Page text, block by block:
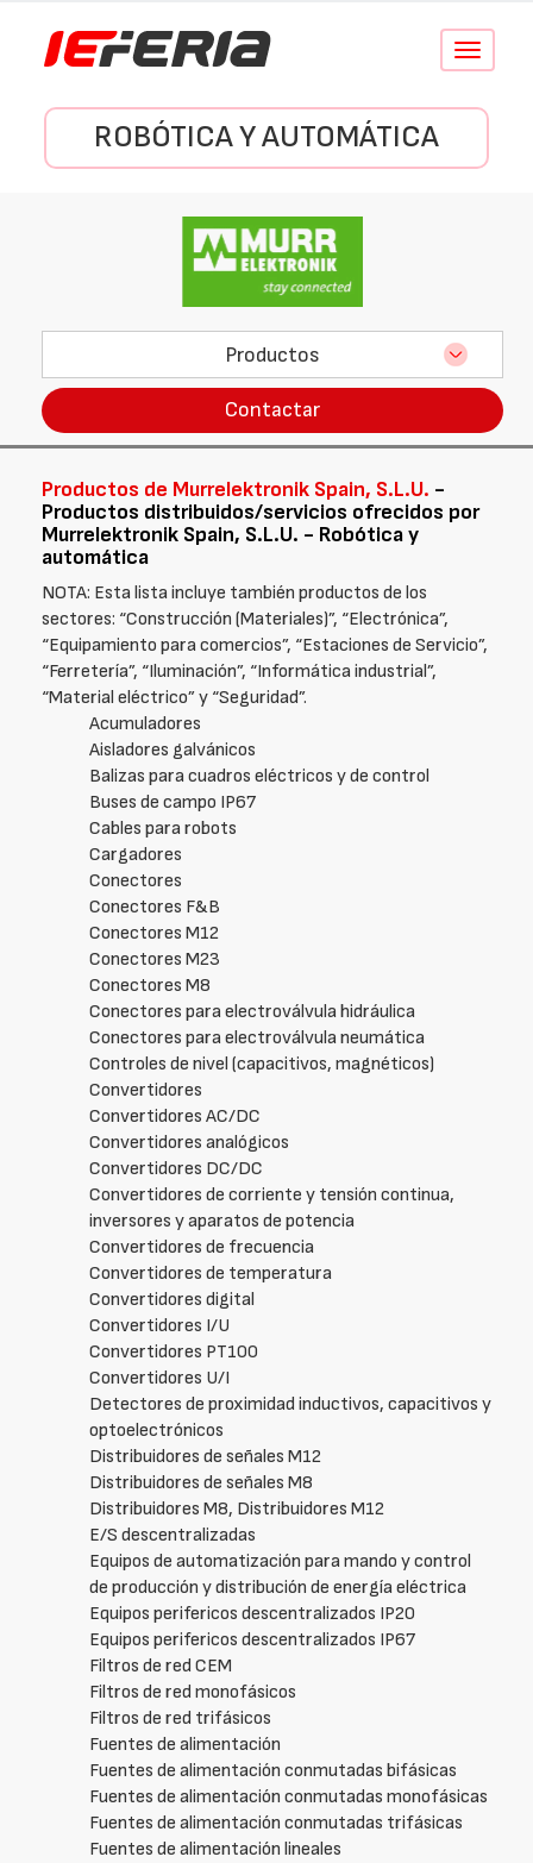
Conmutar
ROBÓTICA Y AUTOMÁTICA
Productos
Contactar
Productos de Murrelektronik Spain, S.L.U. -
Productos distribuidos/servicios ofrecidos por
Murrelektronik Spain, S.L.U. - Robótica y
automática
NOTA: Esta lista incluye también productos de los
sectores: “Construcción (Materiales)”, “Electrónica”,
“Equipamiento para comercios”, “Estaciones de Servicio”,
“Ferretería”, “Iluminación”, “Informática industrial”,
“Material eléctrico” y “Seguridad”.
Acumuladores
Aisladores galvánicos
Balizas para cuadros eléctricos y de control
Buses de campo IP67
Cables para robots
Cargadores
Conectores
Conectores F&B
Conectores M12
Conectores M23
Conectores M8
Conectores para electroválvula hidráulica
Conectores para electroválvula neumática
Controles de nivel (capacitivos, magnéticos)
Convertidores
Convertidores AC/DC
Convertidores analógicos
Convertidores DC/DC
Convertidores de corriente y tensión continua,
inversores y aparatos de potencia
Convertidores de frecuencia
Convertidores de temperatura
Convertidores digital
Convertidores I/U
Convertidores PT100
Convertidores U/I
Detectores de proximidad inductivos, capacitivos y
optoelectrónicos
Distribuidores de señales M12
Distribuidores de señales M8
Distribuidores M8, Distribuidores M12
E/S descentralizadas
Equipos de automatización para mando y control
de producción y distribución de energía eléctrica
Equipos perifericos descentralizados IP20
Equipos perifericos descentralizados IP67
Filtros de red CEM
Filtros de red monofásicos
Filtros de red trifásicos
Fuentes de alimentación
Fuentes de alimentación conmutadas bifásicas
Fuentes de alimentación conmutadas monofásicas
Fuentes de alimentación conmutadas trifásicas
Fuentes de alimentación lineales